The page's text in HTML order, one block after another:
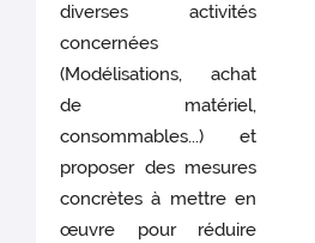
diverses activités
concernées
(Modélisations, achat
de matériel,
consommables...) et
proposer des mesures
concrètes à mettre en
œuvre pour réduire